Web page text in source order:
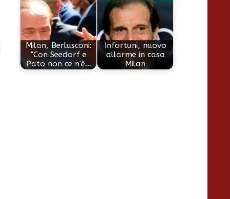
Milan, Berlusconi:
"Con Seedorf e
Pato non ce n'è…
Infortuni, nuovo
allarme in casa
Milan